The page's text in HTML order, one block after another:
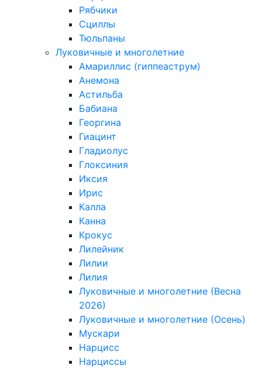
Рябчики
Сциллы
Тюльпаны
Луковичные и многолетние
Амариллис (гиппеаструм)
Анемона
Астильба
Бабиана
Георгина
Гиацинт
Гладиолус
Глоксиния
Иксия
Ирис
Калла
Канна
Крокус
Лилейник
Лилии
Лилия
Луковичные и многолетние (Весна
2026)
Луковичные и многолетние (Осень)
Мускари
Нарцисс
Нарциссы